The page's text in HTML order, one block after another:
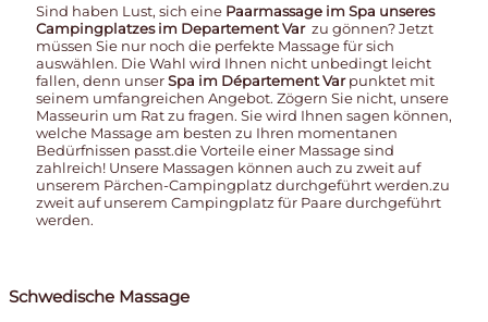
Sind haben Lust, sich eine Paarmassage im Spa unseres
Campingplatzes im Departement Var zu gönnen? Jetzt
müssen Sie nur noch die perfekte Massage für sich
auswählen. Die Wahl wird Ihnen nicht unbedingt leicht
fallen, denn unserSpa im Département Varpunktet mit
seinem umfangreichen Angebot. Zögern Sie nicht, unsere
Masseurin um Rat zu fragen. Sie wird Ihnen sagen können,
welche Massage am besten zu Ihren momentanen
Bedürfnissen passt.die Vorteile einer Massage sind
zahlreich! Unsere Massagen können auch zu zweit auf
unserem Pärchen-Campingplatz durchgeführt werden.zu
zweit auf unserem Campingplatz für Paare durchgeführt
werden.
Schwedische Massage